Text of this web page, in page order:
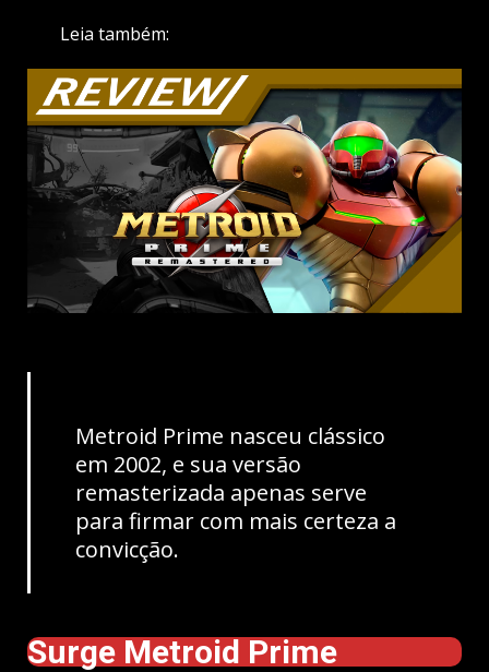
Leia também:
Metroid Prime nasceu clássico
em 2002, e sua versão
remasterizada apenas serve
para firmar com mais certeza a
convicção.
Surge Metroid Prime